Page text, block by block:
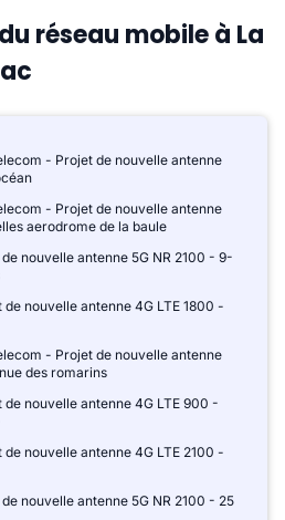
réseau mobile à La
- Projet de nouvelle antenne
- Projet de nouvelle antenne
aerodrome de la baule
nouvelle antenne 5G NR 2100 - 9-
de nouvelle antenne 4G LTE 1800 -
- Projet de nouvelle antenne
des romarins
de nouvelle antenne 4G LTE 900 -
de nouvelle antenne 4G LTE 2100 -
nouvelle antenne 5G NR 2100 - 25